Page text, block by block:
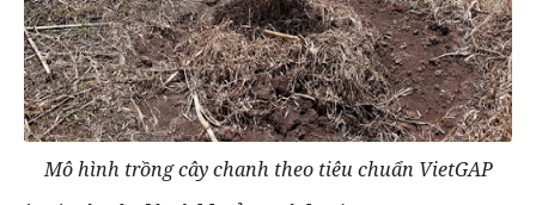
Mô hình trồng cây chanh theo tiêu chuẩn VietGAP